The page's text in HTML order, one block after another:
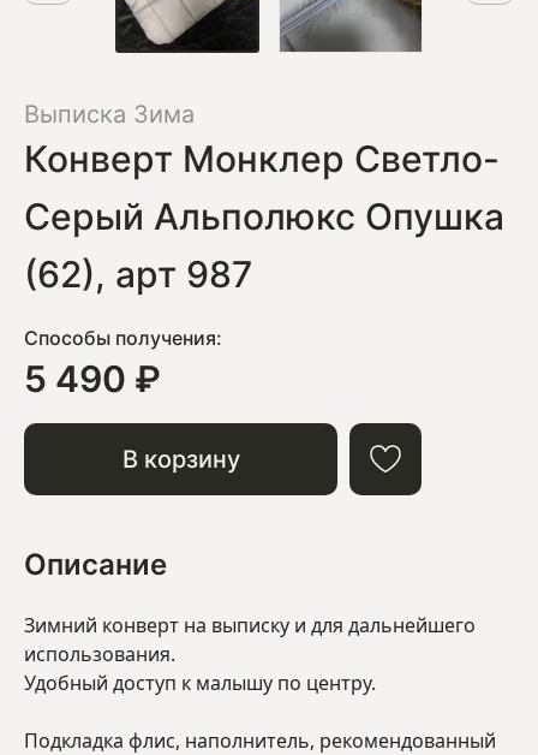
Выписка Зима
Конверт Монклер Светло-
Серый Альполюкс Опушка
(62), арт 987
Способы получения:
5 490 ₽
В корзину
Описание
Зимний конверт на выписку и для дальнейшего
использования.
Удобный доступ к малышу по центру.
Подкладка флис, наполнитель, рекомендованный